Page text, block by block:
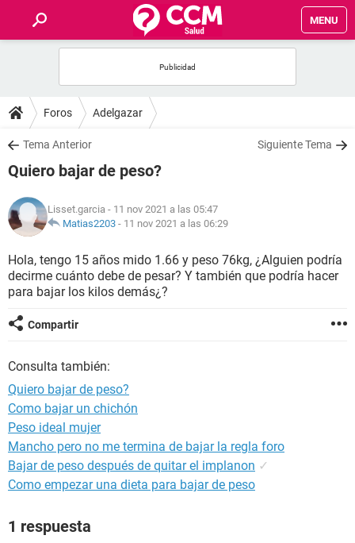
MENU
FOROS
SALUD
FAMILIA
NUTRICIÓN
BIENESTAR
Foros Adelgazar
Tema Anterior Siguiente Tema
Quiero bajar de peso?
Lisset.garcia - 11 nov 2021 a las 05:47
Matias2203 - 11 nov 2021 a las 06:29
Hola, tengo 15 años mido 1.66 y peso 76kg, ¿Alguien podría
decirme cuánto debe de pesar? Y también que podría hacer
para bajar los kilos demás¿?
Compartir
Consulta también:
Quiero bajar de peso?
Como bajar un chichón
Peso ideal mujer
Mancho pero no me termina de bajar la regla foro
Bajar de peso después de quitar el implanon ✓
Como empezar una dieta para bajar de peso
1 respuesta